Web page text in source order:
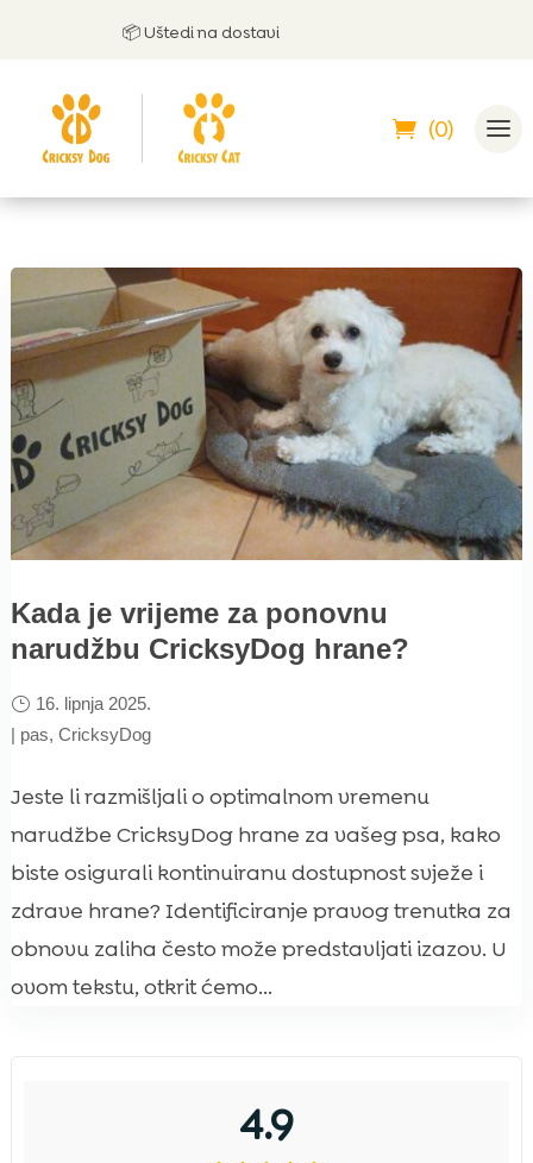
📦 Uštedi na dostavi
(0)
Kada je vrijeme za ponovnu
narudžbu CricksyDog hrane?
16. lipnja 2025.
| pas, CricksyDog
Jeste li razmišljali o optimalnom vremenu
narudžbe CricksyDog hrane za vašeg psa, kako
biste osigurali kontinuiranu dostupnost svježe i
zdrave hrane? Identificiranje pravog trenutka za
obnovu zaliha često može predstavljati izazov. U
ovom tekstu, otkrit ćemo...
4.9